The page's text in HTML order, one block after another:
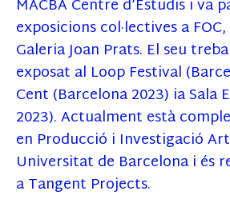
MACBA Centre d’Estudis i va
exposicions col·lectives a
Galeria Joan Prats. El seu
exposat al Loop Festival
Cent (Barcelona 2023) ia Sala
2023). Actualment està
en Producció i Investigació
Universitat de Barcelona i és
a Tangent Projects.